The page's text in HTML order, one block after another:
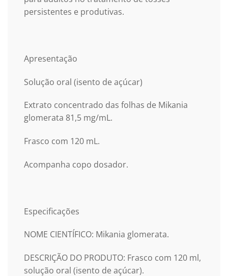
persistentes e produtivas.
Apresentação
Solução oral (isento de açúcar)
Extrato concentrado das folhas de Mikania
glomerata 81,5 mg/mL.
Frasco com 120 mL.
Acompanha copo dosador.
Especificações
NOME CIENTÍFICO: Mikania glomerata.
DESCRIÇÃO DO PRODUTO: Frasco com 120 ml,
solução oral (isento de açúcar).